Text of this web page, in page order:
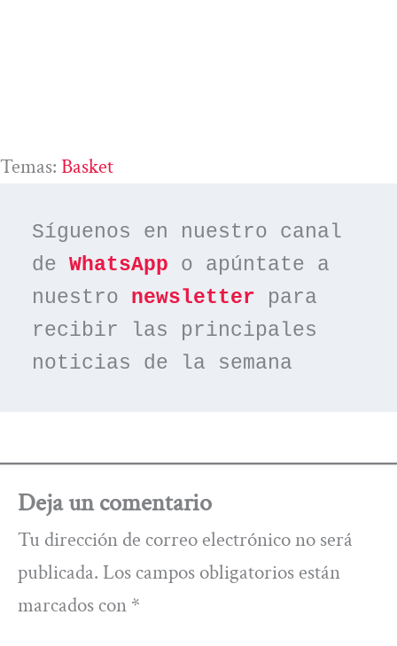
Temas: Basket
Síguenos en nuestro canal
de WhatsApp o apúntate a
nuestro newsletter para
recibir las principales
noticias de la semana
Deja un comentario
Tu dirección de correo electrónico no será
publicada. Los campos obligatorios están
marcados con *